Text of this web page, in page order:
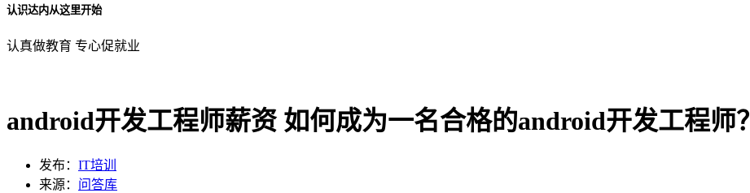
认识达内从这里开始
认真做教育 专心促就业
android开发工程师薪资 如何成为一名合格的android开发工程师？
发布： IT培训
来源： 问答库